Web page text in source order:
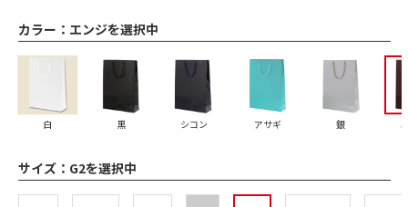
カラー： エンジを選択中
白 黒 シコン アサギ 銀
サイズ： G2を選択中